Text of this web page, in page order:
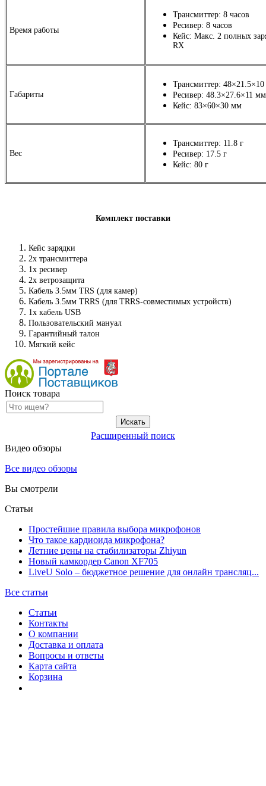
Время работы
Трансмиттер: 8 часов
Ресивер: 8 часов
Кейс: Макс. 2 полных
RX
Габариты
Трансмиттер:
Ресивер: 48.3×27.6×11 мм
Кейс: 83×60×30 мм
Вес
Трансмиттер: 11.8 г
Ресивер: 17.5 г
Кейс: 80 г
Комплект поставки
Кейс зарядки
2х трансмиттера
1х ресивер
2х ветрозащита
Кабель 3.5мм TRS (для камер)
Кабель 3.5мм TRRS (для TRRS-совместимых устройств)
1х кабель USB
Пользовательский мануал
Гарантийный талон
Мягкий кейс
Поиск товара
Расширенный поиск
Видео обзоры
Все видео обзоры
Вы смотрели
Статьи
Простейшие правила выбора микрофонов
Что такое кардиоида микрофона?
Летние цены на стабилизаторы Zhiyun
Новый камкордер Canon XF705
LiveU Solo – бюджетное решение для онлайн трансляц...
Все статьи
Статьи
Контакты
О компании
Доставка и оплата
Вопросы и ответы
Карта сайта
Корзина